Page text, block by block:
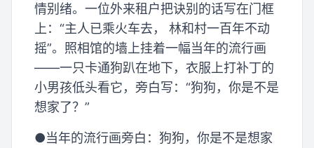
情别绪。一位外来租户把诀别的话写在门框
上：“主人已乘火车去， 林和村一百年不动
摇”。照相馆的墙上挂着一幅当年的流行画
——一只卡通狗趴在地下，衣服上打补丁的
小男孩低头看它，旁白写：“狗狗，你是不是
想家了？”
●当年的流行画旁白：狗狗，你是不是想家